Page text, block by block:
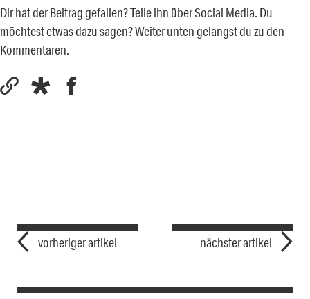
Dir hat der Beitrag gefallen? Teile ihn über Social Media. Du
möchtest etwas dazu sagen? Weiter unten gelangst du zu den
Kommentaren.
vorheriger artikel nächster artikel